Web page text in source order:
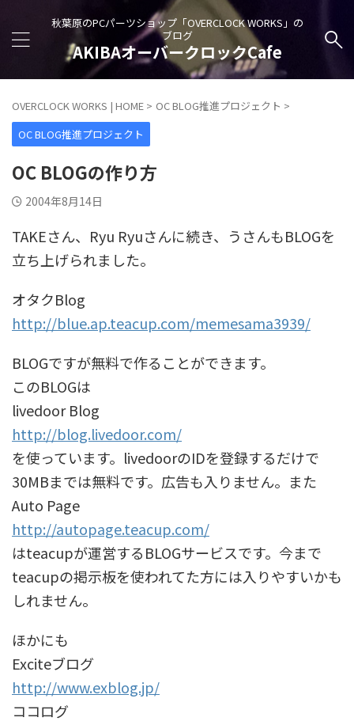
秋葉原のPCパーツショップ「OVERCLOCK WORKS」の
ブログ
AKIBAオーバークロックCafe
OVERCLOCK WORKS | HOME > OC BLOG推進プロジェクト >
OC BLOG推進プロジェクト
OC BLOGの作り方
2004年8月14日
TAKEさん、Ryu Ryuさんに続き、うさんもBLOGを
立ち上げられました。
オタクBlog
http://blue.ap.teacup.com/memesama3939/
BLOGですが無料で作ることができます。
このBLOGは
livedoor Blog
http://blog.livedoor.com/
を使っています。livedoorのIDを登録するだけで
30MBまでは無料です。広告も入りません。また
Auto Page
http://autopage.teacup.com/
はteacupが運営するBLOGサービスです。今まで
teacupの掲示板を使われてた方には入りやすいかも
しれません。
ほかにも
Exciteブログ
http://www.exblog.jp/
ココログ